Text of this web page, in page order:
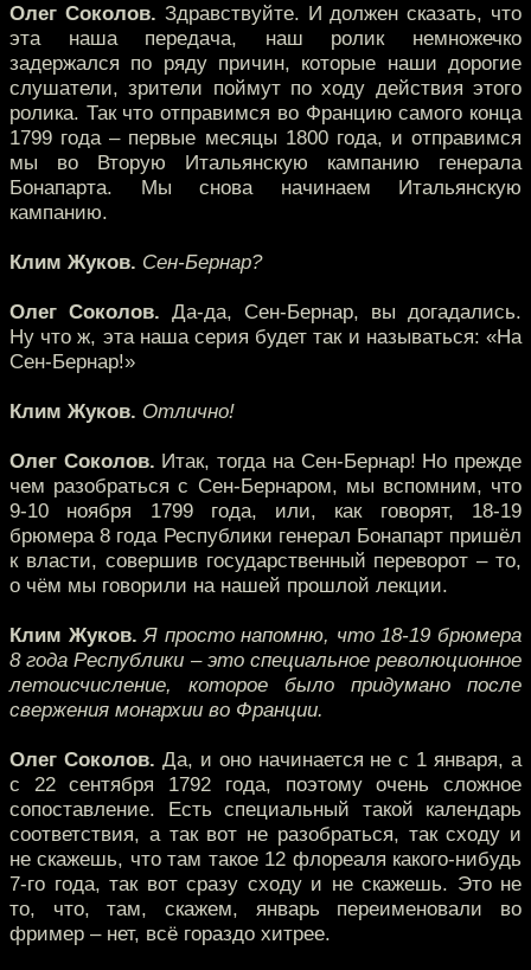
Олег Соколов. Здравствуйте. И должен сказать, что
эта наша передача, наш ролик немножечко
задержался по ряду причин, которые наши дорогие
слушатели, зрители поймут по ходу действия этого
ролика. Так что отправимся во Францию самого конца
1799 года – первые месяцы 1800 года, и отправимся
мы во Вторую Итальянскую кампанию генерала
Бонапарта. Мы снова начинаем Итальянскую
кампанию.
Клим Жуков. Сен-Бернар?
Олег Соколов. Да-да, Сен-Бернар, вы догадались.
Ну что ж, эта наша серия будет так и называться: «На
Сен-Бернар!»
Клим Жуков. Отлично!
Олег Соколов. Итак, тогда на Сен-Бернар! Но прежде
чем разобраться с Сен-Бернаром, мы вспомним, что
9-10 ноября 1799 года, или, как говорят, 18-19
брюмера 8 года Республики генерал Бонапарт пришёл
к власти, совершив государственный переворот – то,
о чём мы говорили на нашей прошлой лекции.
Клим Жуков. Я просто напомню, что 18-19 брюмера
8 года Республики – это специальное революционное
летоисчисление, которое было придумано после
свержения монархии во Франции.
Олег Соколов. Да, и оно начинается не с 1 января, а
с 22 сентября 1792 года, поэтому очень сложное
сопоставление. Есть специальный такой календарь
соответствия, а так вот не разобраться, так сходу и
не скажешь, что там такое 12 флореаля какого-нибудь
7-го года, так вот сразу сходу и не скажешь. Это не
то, что, там, скажем, январь переименовали во
фример – нет, всё гораздо хитрее.